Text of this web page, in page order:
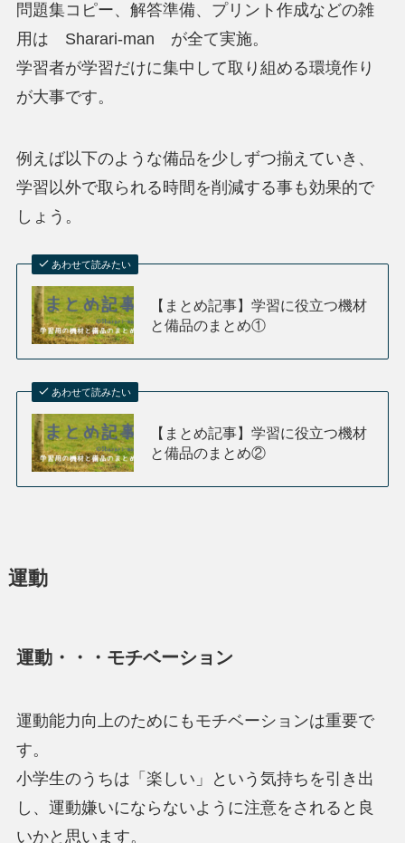
問題集コピー、解答準備、プリント作成などの雑
用は Sharari-man が全て実施。
学習者が学習だけに集中して取り組める環境作り
が大事です。
例えば以下のような備品を少しずつ揃えていき、
学習以外で取られる時間を削減する事も効果的で
しょう。
あわせて読みたい
【まとめ記事】学習に役立つ機材
と備品のまとめ①
あわせて読みたい
【まとめ記事】学習に役立つ機材
と備品のまとめ②
運動
運動・・・モチベーション
運動能力向上のためにもモチベーションは重要で
す。
小学生のうちは「楽しい」という気持ちを引き出
し、運動嫌いにならないように注意をされると良
いかと思います。